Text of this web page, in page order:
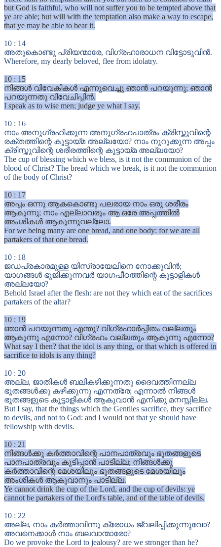
but God is faithful, who will not suffer you to be tempted above that
ye are able; but will with the temptation also make a way to escape,
that ye may be able to bear it.
10 : 14
അതുകൊണ്ടു പ്രിയന്മാരേ, വിഗ്രഹാരാധന വിട്ടോടുവിൻ.
Wherefore, my dearly beloved, flee from idolatry.
10 : 15
നിങ്ങൾ വിവേകികൾ എന്നുവെച്ചു ഞാൻ പറയുന്നു; ഞാൻ
പറയുന്നതു വിവേചിപ്പിൻ.
I speak as to wise men; judge ye what I say.
10 : 16
നാം അനുഗ്രഹിക്കുന്ന അനുഗ്രഹപാത്രം ക്രിസ്തുവിന്റെ
രക്തത്തിന്റെ കൂട്ടായ്മ അല്ലയോ? നാം നുറുക്കുന്ന അപ്പം
ക്രിസ്തുവിന്റെ ശരീരത്തിന്റെ കൂട്ടായ്മ അല്ലയോ?
The cup of blessing which we bless, is it not the communion of the
blood of Christ? The bread which we break, is it not the communion
of the body of Christ?
10 : 17
അപ്പം ഒന്നു ആകകൊണ്ടു പലരായ നാം ഒരു ശരീരം
ആകുന്നു; നാം എല്ലാവരും ആ ഒരേ അപ്പത്തിൽ
അംശികൾ ആകുന്നുവല്ലോ.
For we being many are one bread, and one body: for we are all
partakers of that one bread.
10 : 18
ജഡപ്രകാരമുള്ള യിസ്രായേലിനെ നോക്കുവിൻ;
യാഗങ്ങൾ ഭുജിക്കുന്നവർ യാഗപീഠത്തിന്റെ കൂട്ടാളികൾ
അല്ലയോ?
Behold Israel after the flesh: are not they which eat of the sacrifices
partakers of the altar?
10 : 19
ഞാൻ പറയുന്നതു എന്തു? വിഗ്രഹാർപ്പിതം വല്ലതും
ആകുന്നു എന്നോ? വിഗ്രഹം വല്ലതും ആകുന്നു എന്നോ?
What say I then? that the idol is any thing, or that which is offered in
sacrifice to idols is any thing?
10 : 20
അല്ല, ജാതികൾ ബലികഴിക്കുന്നതു ദൈവത്തിന്നല്ല
ഭൂതങ്ങൾക്കു കഴിക്കുന്നു എന്നത്രേ; എന്നാൽ നിങ്ങൾ
ഭൂതങ്ങളുടെ കൂട്ടാളികൾ ആകുവാൻ എനിക്കു മനസ്സില്ല.
But I say, that the things which the Gentiles sacrifice, they sacrifice
to devils, and not to God: and I would not that ye should have
fellowship with devils.
10 : 21
നിങ്ങൾക്കു കർത്താവിന്റെ പാനപാത്രവും ഭൂതങ്ങളുടെ
പാനപാത്രവും കുടിപ്പാൻ പാടില്ല; നിങ്ങൾക്കു
കർത്താവിന്റെ മേശയിലും ഭൂതങ്ങളുടെ മേശയിലും
അംശികൾ ആകുവാനും പാടില്ല.
Ye cannot drink the cup of the Lord, and the cup of devils: ye
cannot be partakers of the Lord's table, and of the table of devils.
10 : 22
അല്ല, നാം കർത്താവിന്നു ക്രോധം ജ്വലിപ്പിക്കുന്നുവോ?
അവനെക്കാൾ നാം ബലവാന്മാരോ?
Do we provoke the Lord to jealousy? are we stronger than he?